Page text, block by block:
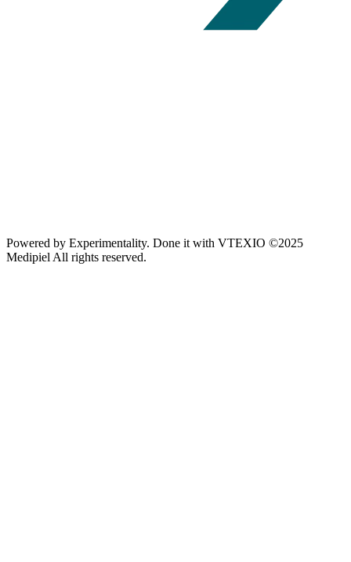
Powered by Experimentality. Done it with VTEXIO ©2025
Medipiel All rights reserved.